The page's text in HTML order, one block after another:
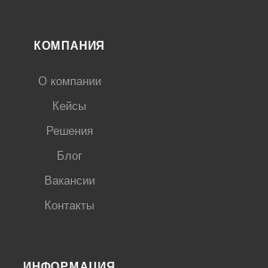
КОМПАНИЯ
О компании
Кейсы
Решения
Блог
Вакансии
Контакты